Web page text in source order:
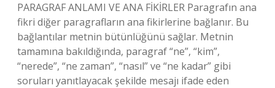
PARAGRAF ANLAMI VE ANA FİKİRLER Paragrafın ana
fikri diğer paragrafların ana fikirlerine bağlanır. Bu
bağlantılar metnin bütünlüğünü sağlar. Metnin
tamamına bakıldığında, paragraf “ne”, “kim”,
“nerede”, “ne zaman”, “nasıl” ve “ne kadar” gibi
soruları yanıtlayacak şekilde mesajı ifade eden